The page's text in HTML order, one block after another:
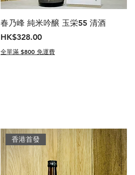
春乃峰 純米吟醸 玉栄55 清酒
價格
HK$328.00
全單滿 $800 免運費
香港首發